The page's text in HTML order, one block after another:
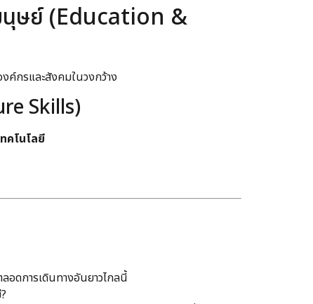
ษย์ (Education &
ค์กรและสังคมในวงกว้าง
Skills)
คโนโลยี
อดการเดินทางอันยาวไกลนี้